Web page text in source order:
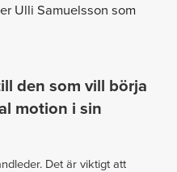
Ulli Samuelsson som
den som vill börja
motion i sin
Det är viktigt att